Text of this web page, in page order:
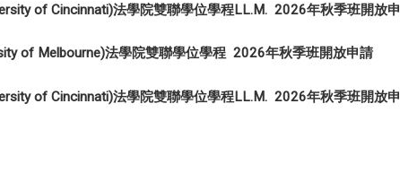
of Cincinnati)法學院雙聯學位學程LL.M. 2026年秋季班開放
of Melbourne)法學院雙聯學位學程 2026年秋季班開放申請
of Cincinnati)法學院雙聯學位學程LL.M. 2026年秋季班開放